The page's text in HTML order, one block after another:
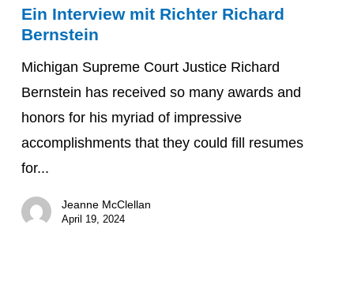
Interview
mit
Richter
Richard
Bernstein
Ein Interview mit Richter Richard
Bernstein
Michigan Supreme Court Justice Richard
Bernstein has received so many awards and
honors for his myriad of impressive
accomplishments that they could fill resumes
for...
Jeanne McClellan
April 19, 2024